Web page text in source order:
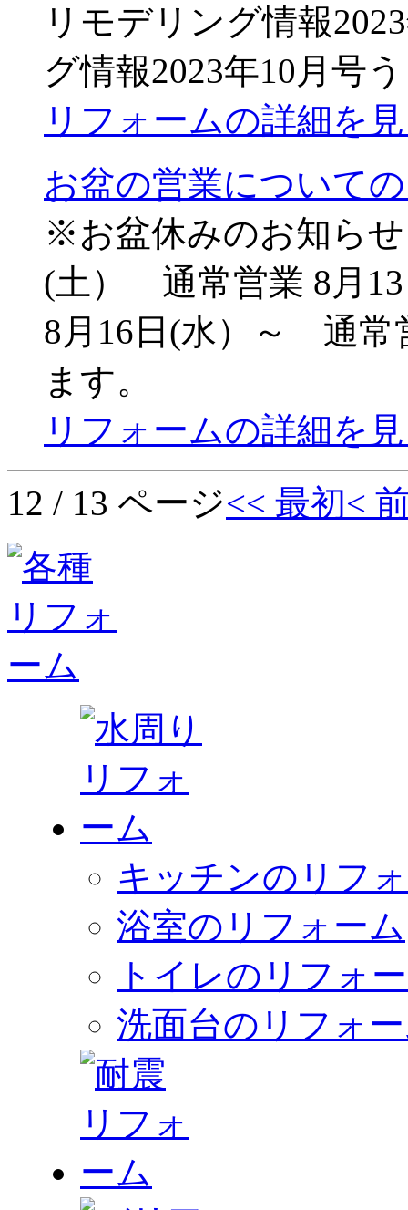
リモデリング情報
グ情報2023年10月号
リフォームの詳細を
お盆の営業について
※お盆休みのお知ら
(土） 通常営業 8月
8月16日(水）～ 通
ます。
リフォームの詳細を
12 / 13 ページ<< 最初<
キッチンのリフ
浴室のリフォーム
トイレのリフォ
洗面台のリフォ